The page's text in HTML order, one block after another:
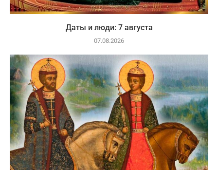
Даты и люди: 7 августа
07.08.2026